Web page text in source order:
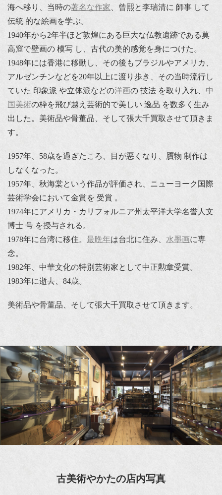
海へ移り、当時の著名な作家 、曾熙と李瑞清に 師事 して
伝統 的な絵画を学ぶ。
1940年から2年半ほど敦煌にある巨大な仏教遺跡である莫
高窟で壁画の 模写 し、古代の美的感覚を身につけた。
1948年には香港に移動し、その後もブラジルやアメリカ、
アルゼンチンなどを20年以上に渡り歩き、その当時流行し
ていた 印象派 や立体派などの洋画の 技法 を取り入れ、 中
国美術の枠を飛び越え芸術的で美しい 逸品 を数多く生み
出した。美術品や骨董品、そして張大千買取させて頂きま
す。
1957年、58歳を過ぎたころ、目が悪くなり、贋物 制作は
しなくなった。
1957年、秋海棠という作品が評価され、ニューヨーク国際
芸術学会において金賞を 受賞 。
1974年にアメリカ・カリフォルニア州太平洋大学名誉人文
博士 号 を授与される。
1978年に台湾に移住。 最晩年は台北に住み、 水墨画に専
念。
1982年、中華文化の特別芸術家として中正勲章受賞。
1983年に逝去、84歳。
美術品や骨董品、そして張大千買取させて頂きます。
古美術やかたの店内写真